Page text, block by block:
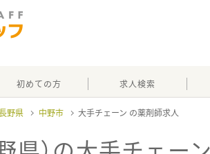
初めての方 求人検索
野県 中野市 大手チェーン